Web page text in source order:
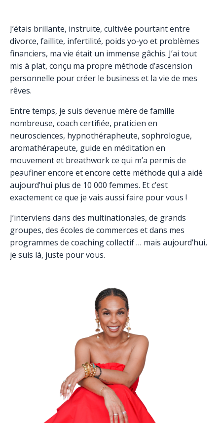
J’étais brillante, instruite, cultivée pourtant entre
divorce, faillite, infertilité, poids yo-yo et problèmes
financiers, ma vie était un immense gâchis. J’ai tout
mis à plat, conçu ma propre méthode d’ascension
personnelle pour créer le business et la vie de mes
rêves.
Entre temps, je suis devenue mère de famille
nombreuse, coach certifiée, praticien en
neurosciences, hypnothérapheute, sophrologue,
aromathérapeute, guide en méditation en
mouvement et breathwork ce qui m’a permis de
peaufiner encore et encore cette méthode qui a aidé
aujourd’hui plus de 10 000 femmes. Et c’est
exactement ce que je vais aussi faire pour vous !
J’interviens dans des multinationales, de grands
groupes, des écoles de commerces et dans mes
programmes de coaching collectif … mais aujourd’hui,
je suis là, juste pour vous.